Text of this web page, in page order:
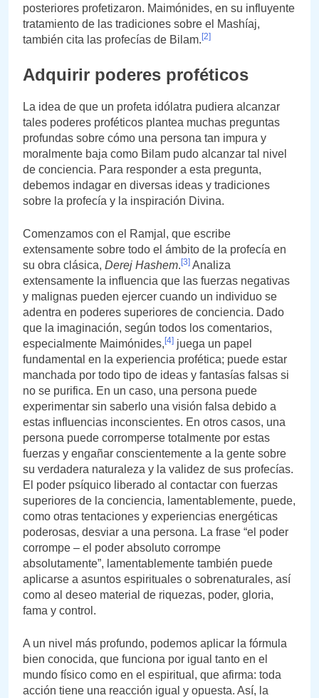
posteriores profetizaron. Maimónides, en su influyente
tratamiento de las tradiciones sobre el Mashíaj,
también cita las profecías de Bilam. [2]
Adquirir poderes proféticos
La idea de que un profeta idólatra pudiera alcanzar
tales poderes proféticos plantea muchas preguntas
profundas sobre cómo una persona tan impura y
moralmente baja como Bilam pudo alcanzar tal nivel
de conciencia. Para responder a esta pregunta,
debemos indagar en diversas ideas y tradiciones
sobre la profecía y la inspiración Divina.
Comenzamos con el Ramjal, que escribe
extensamente sobre todo el ámbito de la profecía en
su obra clásica, Derej Hashem. [3] Analiza
extensamente la influencia que las fuerzas negativas
y malignas pueden ejercer cuando un individuo se
adentra en poderes superiores de conciencia. Dado
que la imaginación, según todos los comentarios,
especialmente Maimónides, [4] juega un papel
fundamental en la experiencia profética; puede estar
manchada por todo tipo de ideas y fantasías falsas si
no se purifica. En un caso, una persona puede
experimentar sin saberlo una visión falsa debido a
estas influencias inconscientes. En otros casos, una
persona puede corromperse totalmente por estas
fuerzas y engañar conscientemente a la gente sobre
su verdadera naturaleza y la validez de sus profecías.
El poder psíquico liberado al contactar con fuerzas
superiores de la conciencia, lamentablemente, puede,
como otras tentaciones y experiencias energéticas
poderosas, desviar a una persona. La frase “el poder
corrompe – el poder absoluto corrompe
absolutamente”, lamentablemente también puede
aplicarse a asuntos espirituales o sobrenaturales, así
como al deseo material de riquezas, poder, gloria,
fama y control.
A un nivel más profundo, podemos aplicar la fórmula
bien conocida, que funciona por igual tanto en el
mundo físico como en el espiritual, que afirma: toda
acción tiene una reacción igual y opuesta. Así, la